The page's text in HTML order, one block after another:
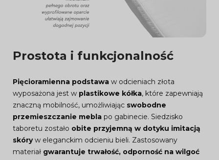
Prostota i funkcjonalność
Pięcioramienna podstawa w odcieniach złota
wyposażona jest w plastikowe kółka, które zapewniają
znaczną mobilność, umożliwiając swobodne
przemieszczanie mebla po gabinecie. Siedzisko
taboretu zostało obite przyjemną w dotyku imitacją
skóryw eleganckim odcieniu bieli. Zastosowany
materiał gwarantuje trwałość, odporność na wilgoć